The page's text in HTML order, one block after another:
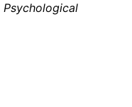
Psychological